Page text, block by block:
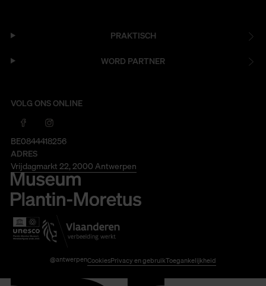
PRAKTISCH
WORD PARTNER
VOLG ONS ONLINE
BE0844418256
ADRES
Vrijdagmarkt 22, 2000 Antwerpen
@antwerpenCookiesPrivacy en gebruikToegankelijkheid